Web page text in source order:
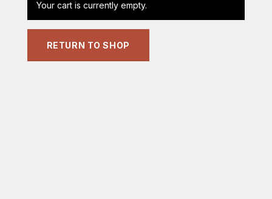
Your cart is currently empty.
RETURN TO SHOP